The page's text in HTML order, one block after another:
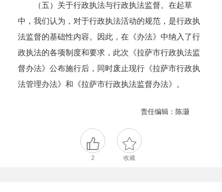
（五）关于行政执法与行政执法监督。在起草
中，我们认为，对于行政执法活动的规范，是行政执
法监督的基础性内容。因此，在《办法》中纳入了行
政执法的各项制度和要求，此次《拉萨市行政执法监
督办法》公布施行后，同时废止现行《拉萨市行政执
法管理办法》和《拉萨市行政执法监督办法》。
责任编辑：陈灏
2 收藏